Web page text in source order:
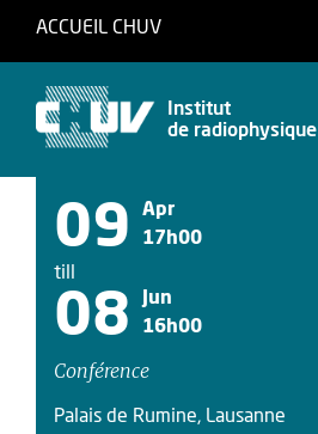
ACCUEIL CHUV
Institut
de radiophysique
09
Apr
17h00
till
08
Jun
16h00
Conférence
Palais de Rumine, Lausanne